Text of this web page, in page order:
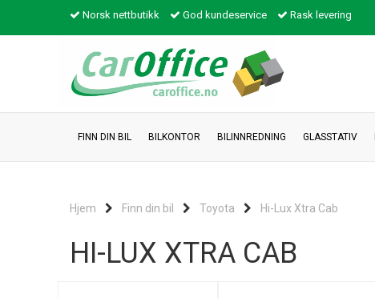
Norsk nettbutikk God kundeservice Rask levering
FINN DIN BIL BILKONTOR BILINNREDNING GLASSTATIV
Hjem Finn din bil Toyota Hi-Lux Xtra Cab
HI-LUX XTRA CAB